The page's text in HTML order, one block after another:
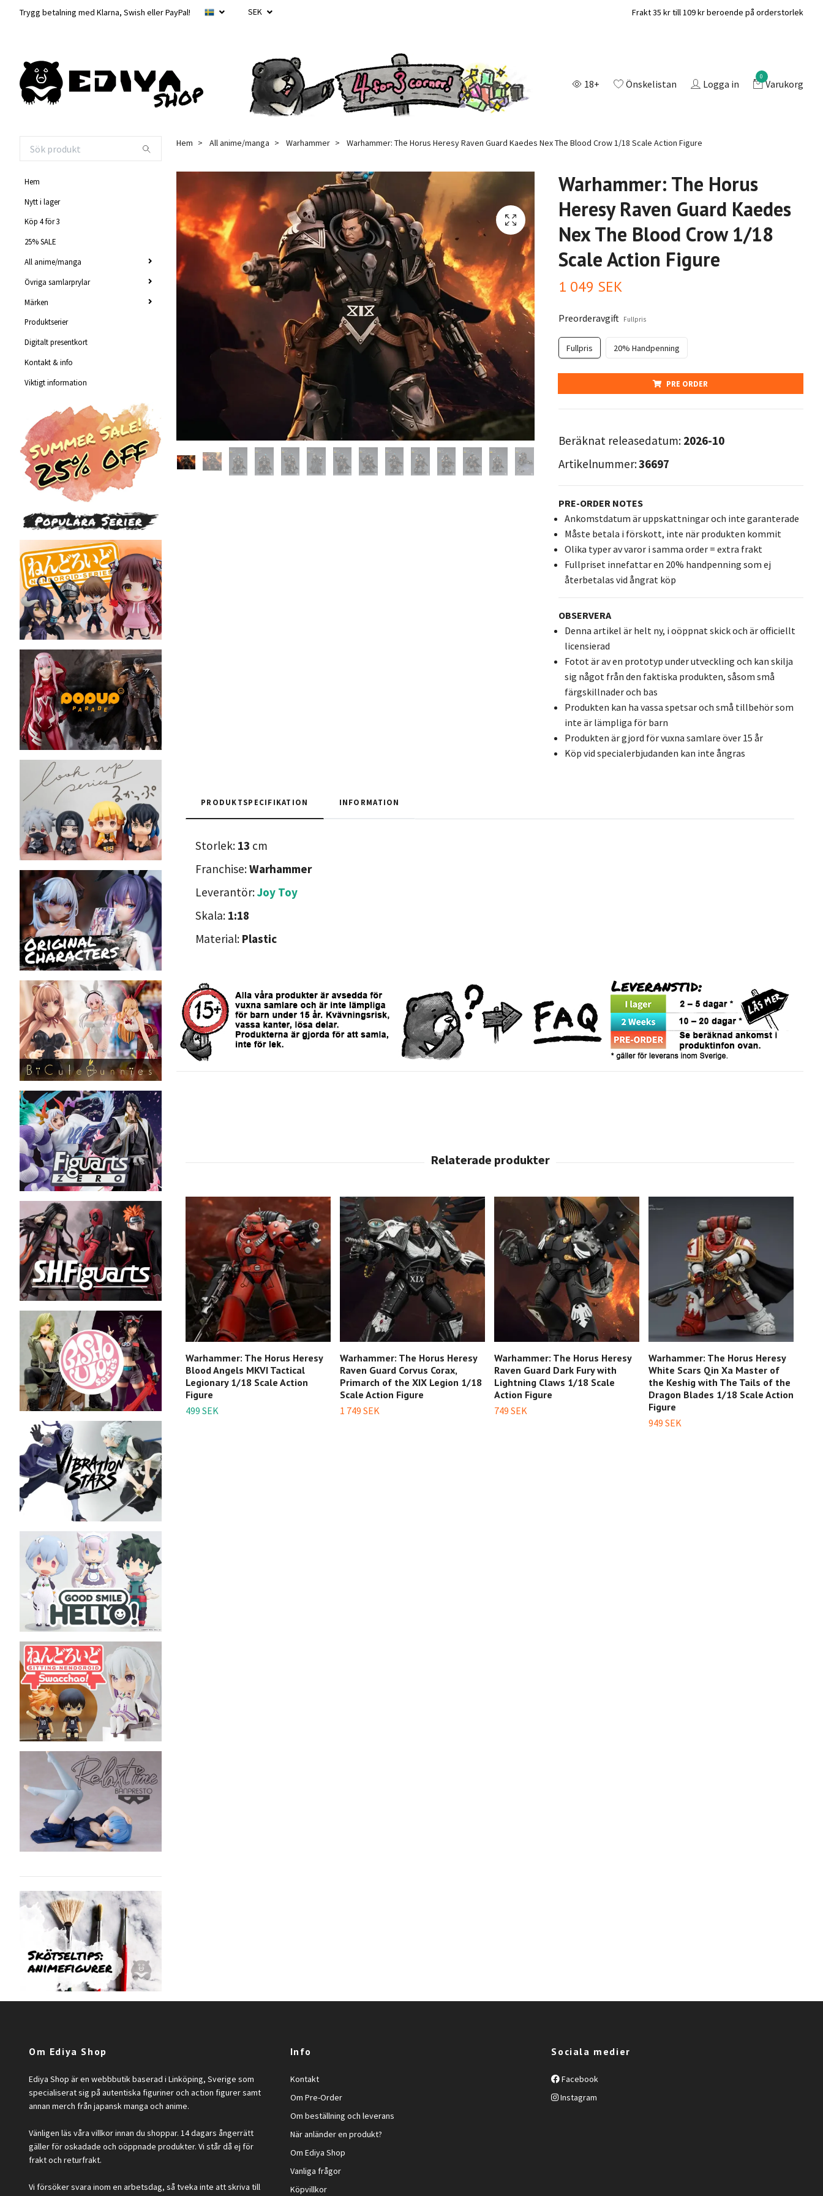
Trygg betalning med Klarna, Swish eller PayPal! SEK Frakt 35 kr till 109 kr beroende på orderstorlek
18+ Önskelistan Logga in
0
Varukorg
Hem
Nytt i lager
Köp 4 för 3
25% SALE
All anime/manga
Övriga samlarprylar
Märken
Produktserier
Digitalt presentkort
Kontakt & info
Viktigt information
Hem All anime/manga Warhammer Warhammer: The Horus Heresy Raven Guard Kaedes Nex The Blood Crow 1/18 Scale Action Figure
Warhammer: The Horus
Heresy Raven Guard Kaedes
Nex The Blood Crow 1/18
Scale Action Figure
1 049 SEK
Preorderavgift Fullpris
Fullpris 20% Handpenning
PRE ORDER
Beräknat releasedatum: 2026-10
Artikelnummer:36697
PRE-ORDER NOTES
Ankomstdatum är uppskattningar och inte garanterade
Måste betala i förskott, inte när produkten kommit
Olika typer av varor i samma order = extra frakt
Fullpriset innefattar en 20% handpenning som ej
återbetalas vid ångrat köp
OBSERVERA
Denna artikel är helt ny, i oöppnat skick och är officiellt
licensierad
Fotot är av en prototyp under utveckling och kan skilja
sig något från den faktiska produkten, såsom små
färgskillnader och bas
Produkten kan ha vassa spetsar och små tillbehör som
inte är lämpliga för barn
Produkten är gjord för vuxna samlare över 15 år
Köp vid specialerbjudanden kan inte ångras
PRODUKTSPECIFIKATION INFORMATION
Storlek: 13 cm
Franchise:Warhammer
Leverantör:Joy Toy
Skala: 1:18
Material: Plastic
Warhammer: The Horus Heresy
Blood Angels MKVI Tactical
Legionary 1/18 Scale Action
Figure
499 SEK
Warhammer: The Horus Heresy
Raven Guard Corvus Corax,
Primarch of the XIX Legion 1/18
Scale Action Figure
1 749 SEK
Warhammer: The Horus Heresy
Raven Guard Dark Fury with
Lightning Claws 1/18 Scale
Action Figure
749 SEK
Warhammer: The Horus Heresy
White Scars Qin Xa Master of
the Keshig with The Tails of the
Dragon Blades 1/18 Scale Action
Figure
949 SEK
Om Ediya Shop
Ediya Shop är en webbbutik baserad i Linköping, Sverige som
specialiserat sig på autentiska figuriner och action figurer samt
annan merch från japansk manga och anime.
Vänligen läs våra villkor innan du shoppar. 14 dagars ångerrätt
gäller för oskadade och oöppnade produkter. Vi står då ej för
frakt och returfrakt.
Vi försöker svara inom en arbetsdag, så tveka inte att skriva till
Info
Kontakt
Om Pre-Order
Om beställning och leverans
När anländer en produkt?
Om Ediya Shop
Vanliga frågor
Köpvillkor
Sociala medier
Facebook
Instagram